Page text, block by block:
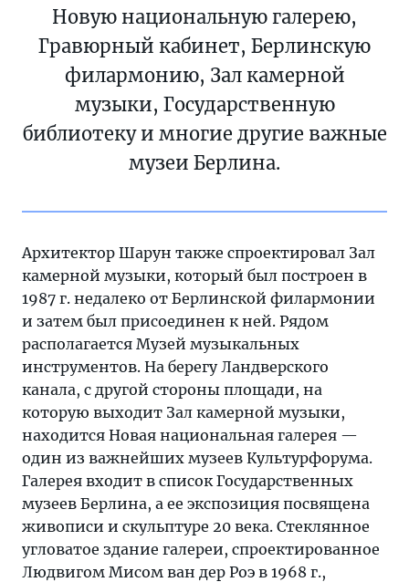
Новую национальную галерею,
Гравюрный кабинет, Берлинскую
филармонию, Зал камерной
музыки, Государственную
библиотеку и многие другие важные
музеи Берлина.
Архитектор Шарун также спроектировал Зал
камерной музыки, который был построен в
1987 г. недалеко от Берлинской филармонии
и затем был присоединен к ней. Рядом
располагается Музей музыкальных
инструментов. На берегу Ландверского
канала, с другой стороны площади, на
которую выходит Зал камерной музыки,
находится Новая национальная галерея —
один из важнейших музеев Культурфорума.
Галерея входит в список Государственных
музеев Берлина, а ее экспозиция посвящена
живописи и скульптуре 20 века. Стеклянное
угловатое здание галереи, спроектированное
Людвигом Мисом ван дер Роэ в 1968 г.,